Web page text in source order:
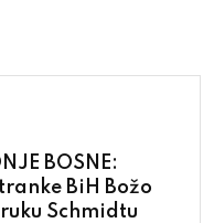
BOSNE:
BiH Božo
Schmidtu